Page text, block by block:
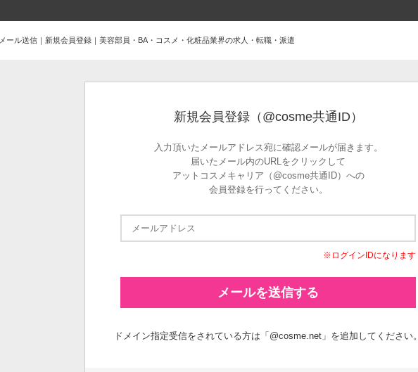
メール送信｜新規会員登録｜美容部員・BA・コスメ・化粧品業界の求人・転職・派遣
新規会員登録（@cosme共通ID）
入力頂いたメールアドレス宛に確認メールが届きます。
届いたメール内のURLをクリックして
アットコスメキャリア（@cosme共通ID）への
会員登録を行ってください。
※ログインIDになります
メールを送信する
ドメイン指定受信をされている方は「@cosme.net」を追加してください。